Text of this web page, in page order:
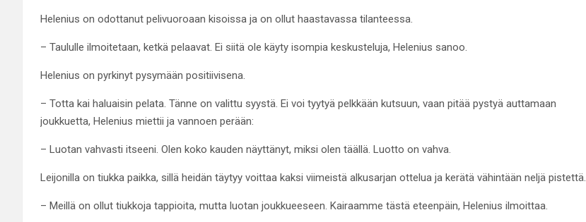
Helenius on odottanut pelivuoroaan kisoissa ja on ollut haastavassa tilanteessa.
– Taululle ilmoitetaan, ketkä pelaavat. Ei siitä ole käyty isompia keskusteluja, Helenius sanoo.
Helenius on pyrkinyt pysymään positiivisena.
– Totta kai haluaisin pelata. Tänne on valittu syystä. Ei voi tyytyä pelkkään kutsuun, vaan pitää pystyä auttamaan
joukkuetta, Helenius miettii ja vannoen perään:
– Luotan vahvasti itseeni. Olen koko kauden näyttänyt, miksi olen täällä. Luotto on vahva.
Leijonilla on tiukka paikka, sillä heidän täytyy voittaa kaksi viimeistä alkusarjan ottelua ja kerätä vähintään neljä pistettä.
– Meillä on ollut tiukkoja tappioita, mutta luotan joukkueeseen. Kairaamme tästä eteenpäin, Helenius ilmoittaa.